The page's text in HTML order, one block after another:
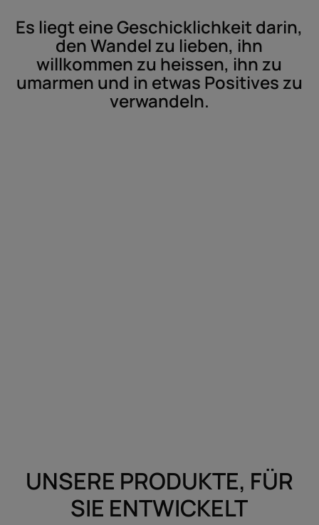
Es liegt eine Geschicklichkeit darin,
den Wandel zu lieben, ihn
willkommen zu heissen, ihn zu
umarmen und in etwas Positives zu
verwandeln.
UNSERE PRODUKTE, FÜR
SIE ENTWICKELT